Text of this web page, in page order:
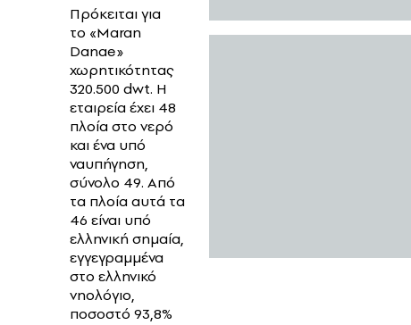
Πρόκειται για
το «Maran
Danae»
χωρητικότητας
320.500 dwt. Η
εταιρεία έχει 48
πλοία στο νερό
και ένα υπό
ναυπήγηση,
σύνολο 49. Από
τα πλοία αυτά τα
46 είναι υπό
ελληνική σημαία,
εγγεγραμμένα
στο ελληνικό
νηολόγιο,
ποσοστό 93,8%